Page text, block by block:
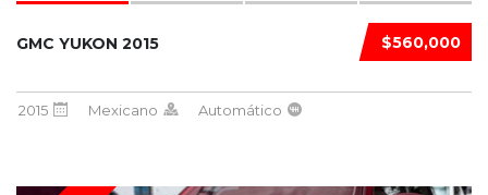
$560,000
GMC YUKON 2015
2015 Mexicano Automático